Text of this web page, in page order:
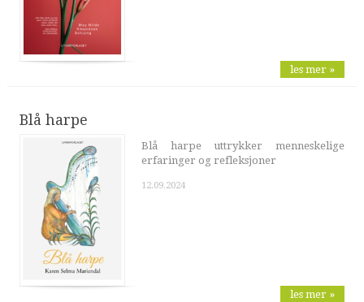
les mer »
Blå harpe
Blå harpe uttrykker menneskelige
erfaringer og refleksjoner
12.09.2024
les mer »